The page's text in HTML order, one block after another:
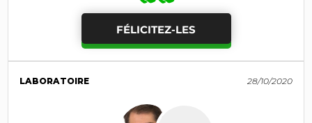
FÉLICITEZ-LES
LABORATOIRE 28/10/2020